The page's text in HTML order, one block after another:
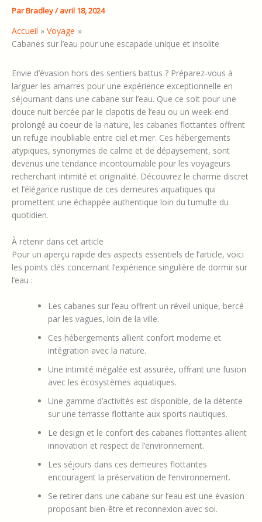
ParBradley/ avril 18, 2024
Accueil
Voyage
Cabanes sur l’eau pour une escapade unique et insolite
Envie d’évasion hors des sentiers battus ? Préparez-vous à
larguer les amarres pour une expérience exceptionnelle en
séjournant dans une cabane sur l’eau. Que ce soit pour une
douce nuit bercée par le clapotis de l’eau ou un week-end
prolongé au coeur de la nature, les cabanes flottantes offrent
un refuge inoubliable entre ciel et mer. Ces hébergements
atypiques, synonymes de calme et de dépaysement, sont
devenus une tendance incontournable pour les voyageurs
recherchant intimité et originalité. Découvrez le charme discret
et l’élégance rustique de ces demeures aquatiques qui
promettent une échappée authentique loin du tumulte du
quotidien.
À retenir dans cet article
Pour un aperçu rapide des aspects essentiels de l’article, voici
les points clés concernant l’expérience singulière de dormir sur
l’eau :
Les cabanes sur l’eau offrent un réveil unique, bercé
par les vagues, loin de la ville.
Ces hébergements allient confort moderne et
intégration avec la nature.
Une intimité inégalée est assurée, offrant une fusion
avec les écosystèmes aquatiques.
Une gamme d’activités est disponible, de la détente
sur une terrasse flottante aux sports nautiques.
Le design et le confort des cabanes flottantes allient
innovation et respect de l’environnement.
Les séjours dans ces demeures flottantes
encouragent la préservation de l’environnement.
Se retirer dans une cabane sur l’eau est une évasion
proposant bien-être et reconnexion avec soi.